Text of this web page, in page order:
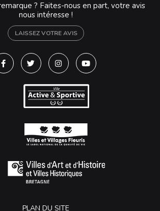
? Faites-nous en part, votre avis
nous intéresse !
LAISSEZ VOTRE AVIS
Lien vers le compte Facebook
Lien vers le compte Twitter
Lien vers le compte
Lien vers la chaîne
PLAN DU SITE